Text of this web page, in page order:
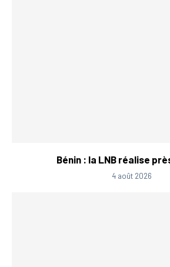
Bénin : la LNB réalise
4 août 2026